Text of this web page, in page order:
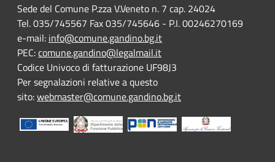
Sede del Comune P.zza V.Veneto n. 7 cap. 24024
Tel. 035/745567 Fax 035/745646 - P.I. 00246270169
e-mail: info@comune.gandino.bg.it
PEC:comune.gandino@legalmail.it
Codice Univoco di fatturazione UF98J3
Per segnalazioni relative a questo
sito:webmaster@comune.gandino.bg.it